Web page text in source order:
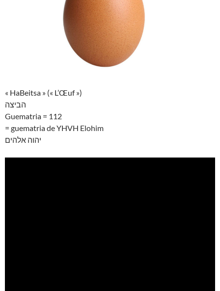
« HaBeitsa » (« L’Œuf »)
הביצה
Guematria = 112
= guematria de YHVH Elohim
יהוה אלהים